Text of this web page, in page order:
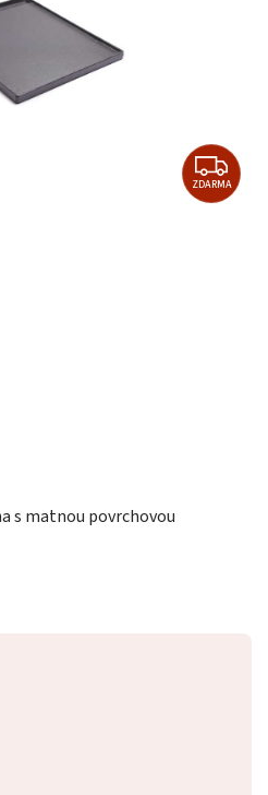
ZDARMA
s matnou povrchovou